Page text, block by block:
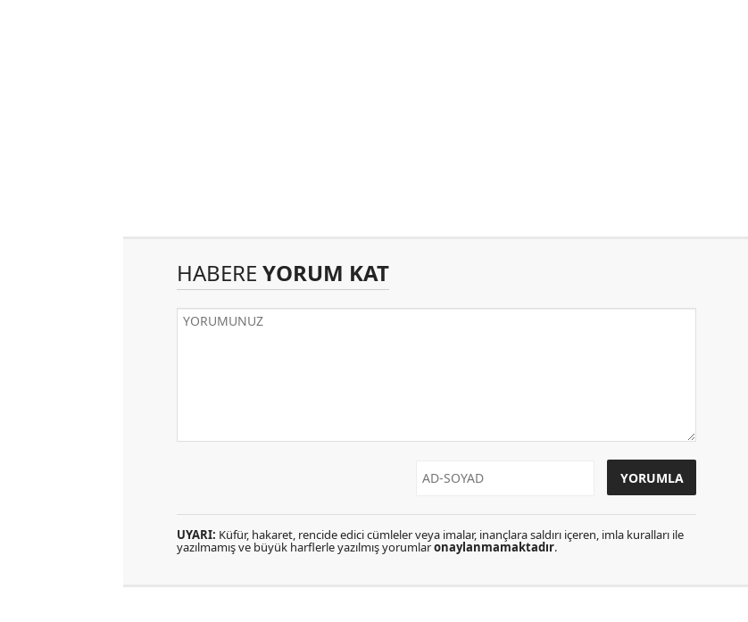
HABERE YORUM KAT
UYARI: Küfür, hakaret, rencide edici cümleler veya imalar, inançlara saldırı içeren, imla kuralları ile
yazılmamış ve büyük harflerle yazılmış yorumlaronaylanmamaktadır.